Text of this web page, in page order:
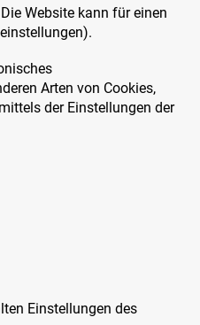
Website kann für einen
Arten von Cookies,
der Einstellungen der
Einstellungen des